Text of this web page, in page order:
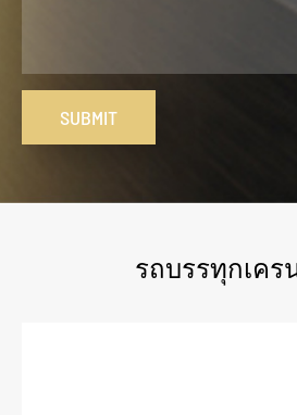
SUBMIT
รถบรรทุกเคร